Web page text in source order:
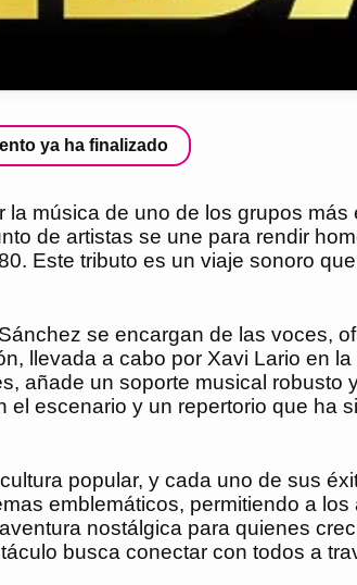
ya ha finalizado
música de uno de los grupos
de artistas se une para rendir
Este tributo es un viaje sonoro
se encargan de las voces,
llevada a cabo por Xavi Lario en
añade un soporte musical robusto
escenario y un repertorio que ha
popular, y cada uno de sus
emblemáticos, permitiendo a
nostálgica para quienes
busca conectar con todos a